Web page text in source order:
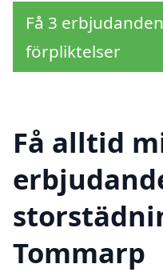
Få 3
förpliktelser
Få alltid
Tommarp